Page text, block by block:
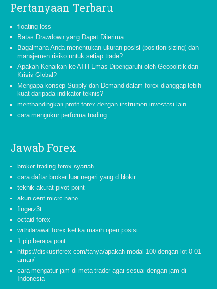
Pertanyaan Terbaru
floating loss
Batas Drawdown yang Dapat Diterima
Bagaimana Anda menentukan ukuran posisi (position sizing) dan
manajemen risiko untuk setiap trade?
Apakah Kenaikan ke ATH Emas Dipengaruhi oleh Geopolitik dan
Krisis Global?
Mengapa konsep Supply dan Demand dalam forex dianggap lebih
kuat daripada indikator teknis?
membandingkan profit forex dengan instrumen investasi lain
cara mengukur performa trading
Jawab Forex
broker trading forex syariah
cara daftar broker luar negeri yang d blokir
teknik akurat pivot point
akun cent micro nano
fingerz3t
octaid forex
withdarawal forex ketika masih open posisi
1 pip berapa pont
https://diskusiforex com/tanya/apakah-modal-100-dengan-lot-0-01-
aman/
cara mengatur jam di meta trader agar sesuai dengan jam di
Indonesia